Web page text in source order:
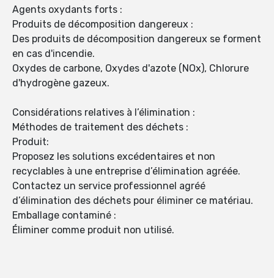
Agents oxydants forts :
Produits de décomposition dangereux :
Des produits de décomposition dangereux se forment
en cas d'incendie.
Oxydes de carbone, Oxydes d'azote (NOx), Chlorure
d'hydrogène gazeux.
Considérations relatives à l’élimination :
Méthodes de traitement des déchets :
Produit:
Proposez les solutions excédentaires et non
recyclables à une entreprise d’élimination agréée.
Contactez un service professionnel agréé
d’élimination des déchets pour éliminer ce matériau.
Emballage contaminé :
Éliminer comme produit non utilisé.